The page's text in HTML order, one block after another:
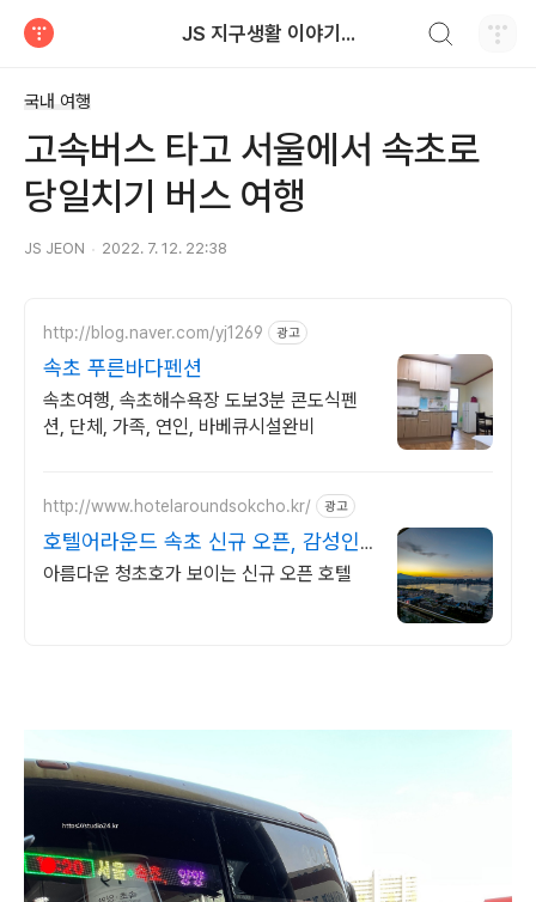
JS 지구생활 이야기...
국내 여행
고속버스 타고 서울에서 속초로
당일치기 버스 여행
JS JEON 2022. 7. 12. 22:38
http://blog.naver.com/yj1269 광고
속초 푸른바다펜션
속초여행, 속초해수욕장 도보3분 콘도식펜
션, 단체, 가족, 연인, 바베큐시설완비
http://www.hotelaroundsokcho.kr/ 광고
호텔어라운드 속초 신규 오픈, 감성인
테리어
아름다운 청초호가 보이는 신규 오픈 호텔